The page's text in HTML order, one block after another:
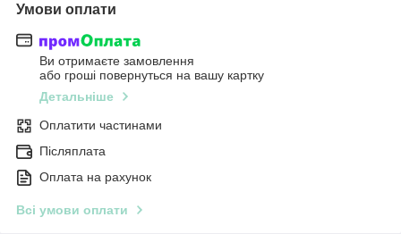
Умови оплати
Ви отримаєте замовлення
або гроші повернуться на вашу картку
Детальніше
Оплатити частинами
Післяплата
Оплата на рахунок
Всі умови оплати